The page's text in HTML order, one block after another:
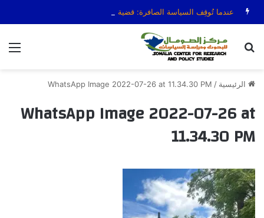
عندما تُوقِف السياسة الصافرة: قضية الحكم عمر عرتن
بحث عن
الرئيسية /
WhatsApp Image 2022-07-26 at 11.34.30 PM
WhatsApp Image 2022-07-26 at
11.34.30 PM